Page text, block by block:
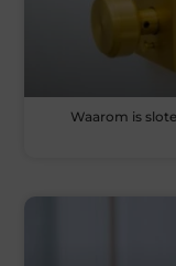
Waarom is